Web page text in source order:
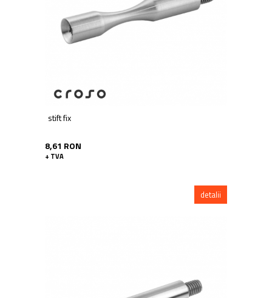
stift fix
8,61 RON
+ TVA
detalii